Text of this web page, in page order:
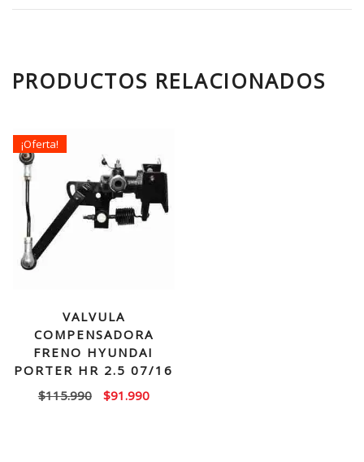
PRODUCTOS RELACIONADOS
¡Oferta!
VALVULA
COMPENSADORA
FRENO HYUNDAI
PORTER HR 2.5 07/16
$115.990
El
$91.990El